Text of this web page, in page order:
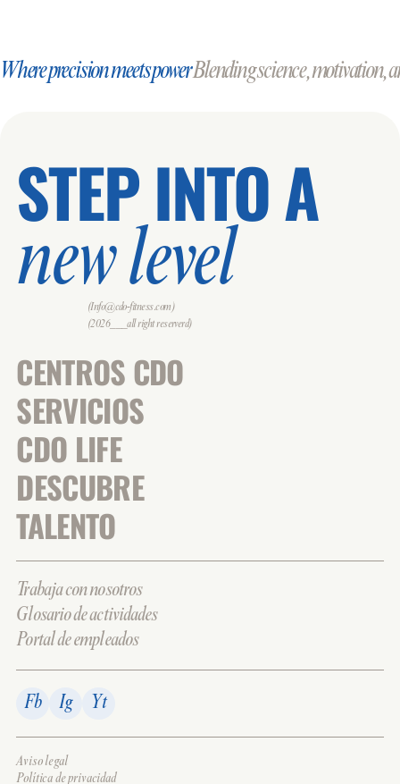
Where precision meets powerBlending science, motivation,
STEP INTO A
new level
(Info@cdo-fitness.com)
(2026___all right reserverd)
CENTROS CDO
SERVICIOS
CDO LIFE
DESCUBRE
TALENTO
Trabaja con nosotros
Glosario de actividades
Portal de empleados
Fb Ig Yt
Aviso legal
Política de privacidad